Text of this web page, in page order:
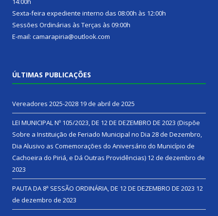
Sexta-feira expediente interno das 08:00h às 12:00h
Sessões Ordinárias às Terças às 09:00h
E-mail: camarapiria@outlook.com
ÚLTIMAS PUBLICAÇÕES
Vereadores 2025-2028 19 de abril de 2025
LEI MUNICIPAL Nº 105/2023, DE 12 DE DEZEMBRO DE 2023 (Dispõe
Sobre a Instituição de Feriado Municipal no Dia 28 de Dezembro,
Dia Alusivo as Comemorações do Aniversário do Município de
Cachoeira do Piriá, e Dá Outras Providências) 12 de dezembro de
2023
PAUTA DA 8ª SESSÃO ORDINÁRIA, DE 12 DE DEZEMBRO DE 2023 12
de dezembro de 2023